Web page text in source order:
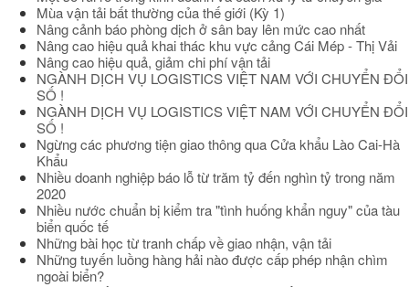
Mùa vận tải bất thường của thế giới (Kỳ 1)
Nâng cảnh báo phòng dịch ở sân bay lên mức cao nhất
Nâng cao hiệu quả khai thác khu vực cảng Cái Mép - Thị Vải
Nâng cao hiệu quả, giảm chi phí vận tải
NGÀNH DỊCH VỤ LOGISTICS VIỆT NAM VỚI CHUYỂN ĐỔI
SỐ !
NGÀNH DỊCH VỤ LOGISTICS VIỆT NAM VỚI CHUYỂN ĐỔI
SỐ !
Ngừng các phương tiện giao thông qua Cửa khẩu Lào Cai-Hà
Khẩu
Nhiều doanh nghiệp báo lỗ từ trăm tỷ đến nghìn tỷ trong năm
2020
Nhiều nước chuẩn bị kiểm tra "tình huống khẩn nguy" của tàu
biển quốc tế
Những bài học từ tranh chấp về giao nhận, vận tải
Những tuyến luồng hàng hải nào được cấp phép nhận chìm
ngoài biển?